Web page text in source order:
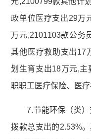
政单位医疗支出29万
万元,2101103款公务
其他医疗救助支出17
划生育支出18万元,主
职职工医疗保险、医疗
7.节能环保（类
拨款总支出的2.53%